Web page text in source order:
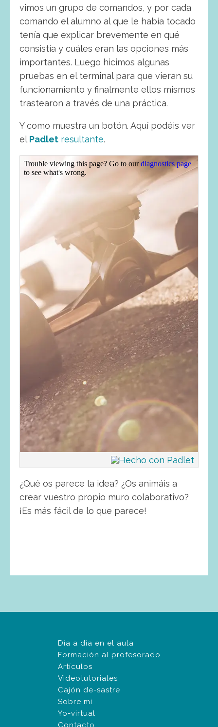
vimos un grupo de comandos, y por cada
comando el alumno al que le había tocado
tenía que explicar brevemente en qué
consistía y cuáles eran las opciones más
importantes. Luego hicimos algunas
pruebas en el terminal para que vieran su
funcionamiento y finalmente ellos mismos
trastearon a través de una práctica.
Y como muestra un botón. Aquí podéis ver
el Padlet resultante.
¿Qué os parece la idea? ¿Os animáis a
crear vuestro propio muro colaborativo?
¡Es más fácil de lo que parece!
Día a día en el aula
Formación al profesorado
Artículos
Videotutoriales
Cajón de-sastre
Sobre mí
Yo-virtual
Contacto